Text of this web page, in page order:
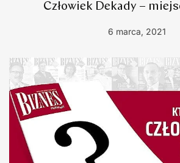
Człowiek Dekady –
6 marca, 2021